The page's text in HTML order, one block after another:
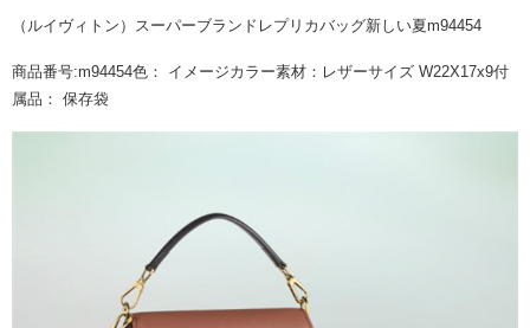
（ルイヴィトン）スーパーブランドレプリカバッグ新しい夏m94454
商品番号:m94454色： イメージカラー素材：レザーサイズ W22X17x9付
属品： 保存袋